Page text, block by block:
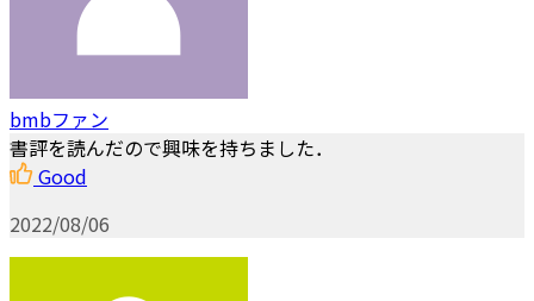
bmbファン
書評を読んだので興味を持ちました．
Good
2022/08/06